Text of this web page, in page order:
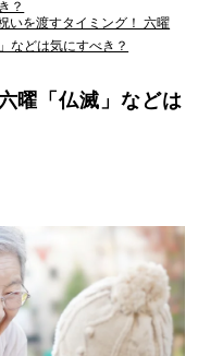
？
いを渡すタイミング！ 六曜
などは気にすべき？
曜「仏滅」などは